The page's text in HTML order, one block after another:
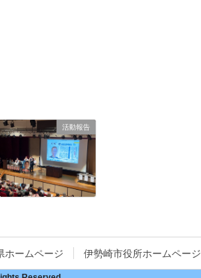
活動報告
ホームページ 伊勢崎市役所ホームページ